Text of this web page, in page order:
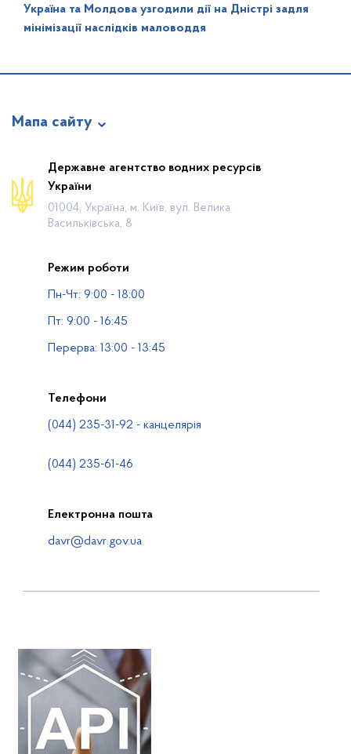
Україна та Молдова узгодили дії на Дністрі задля
мінімізації наслідків маловоддя
Мапа сайту
Про відомство
Діяльність
Громадянам
Публічна інформація
Водогосподарські організації
Державне агентство водних ресурсів
України
01004, Україна, м. Київ, вул. Велика
Васильківська, 8
Режим роботи
Пн-Чт: 9:00 - 18:00
Пт: 9:00 - 16:45
Перерва: 13:00 - 13:45
Телефони
(044) 235-31-92 - канцелярія
(044) 235-61-46
Електронна пошта
davr@davr.gov.ua